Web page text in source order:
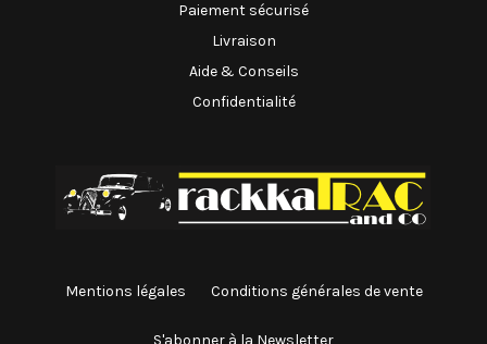
Paiement sécurisé
Livraison
Aide & Conseils
Confidentialité
Mentions légales Conditions générales de vente